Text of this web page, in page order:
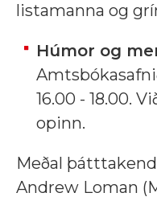
listamanna og
Húmor og
16.00 - 18.00.
opinn.
Meðal
Andrew Loman